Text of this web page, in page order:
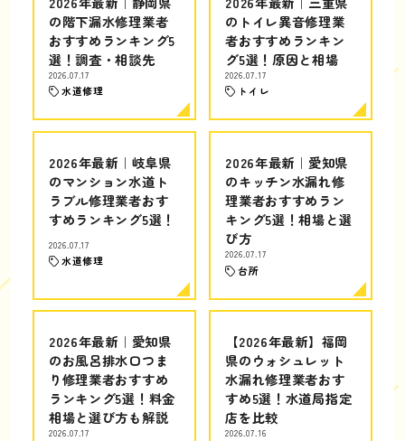
の階下漏水修理業者
おすすめランキング5
選！調査・相談先
2026.07.17
水道修理
のトイレ異音修理業
者おすすめランキン
グ5選！原因と相場
2026.07.17
トイレ
2026年最新｜岐阜県
のマンション水道ト
ラブル修理業者おす
すめランキング5選！
2026.07.17
水道修理
2026年最新｜愛知県
のキッチン水漏れ修
理業者おすすめラン
キング5選！相場と選
び方
2026.07.17
台所
2026年最新｜愛知県
のお風呂排水口つま
り修理業者おすすめ
ランキング5選！料金
相場と選び方も解説
2026.07.17
【2026年最新】福岡
県のウォシュレット
水漏れ修理業者おす
すめ5選！水道局指定
店を比較
2026.07.16